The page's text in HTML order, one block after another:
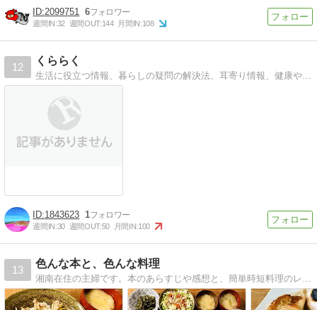
2099751 6
週間IN:32 週間OUT:144 月間IN:108
12
くららく
生活に役立つ情報、暮らしの疑問の解決法、耳寄り情報、健康や美容に関する情報などをまとめています。
1843623 1
週間IN:30 週間OUT:50 月間IN:100
13
色んな本と、色んな料理
湘南在住の主婦です。本のあらすじや感想と、簡単時短料理のレシピをおもにのせています。